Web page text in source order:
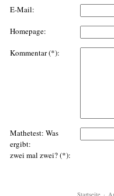
E-Mail:
Homepage:
Kommentar (*):
Mathetest: Was
ergibt:
zwei mal zwei? (*):
Startseite ·